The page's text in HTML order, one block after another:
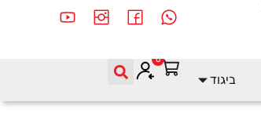
ביגוד
0